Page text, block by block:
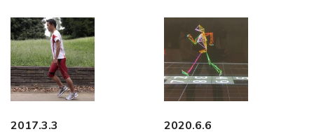
2017.3.3 2020.6.6